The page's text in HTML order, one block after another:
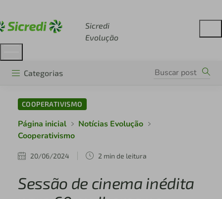
Sicredi
Evolução
Categorias
COOPERATIVISMO
Página inicial
Notícias Evolução
Cooperativismo
20/06/2024 2 min de leitura
Sessão de cinema inédita